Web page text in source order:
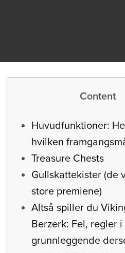
Content
Huvudfunktioner:
hvilken
Treasure Chests
Gullskattekister (de
store premiene)
Altså spiller du
Berzerk: Fel, regler
grunnleggende